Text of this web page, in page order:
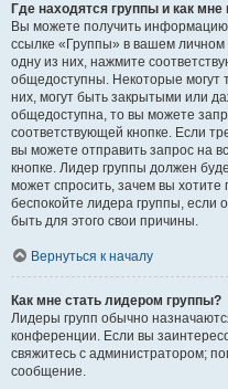
Где находятся группы и как мне
Вы можете получить
ссылке «Группы» в вашем личном
одну из них, нажмите
общедоступны. Некоторые могут
них, могут быть закрытыми или
общедоступна, то вы можете
соответствующей кнопке. Если
вы можете отправить запрос на
кнопке. Лидер группы должен
может спросить, зачем вы
беспокойте лидера группы, если
быть для этого свои причины.
Вернуться к началу
Как мне стать лидером группы?
Лидеры групп обычно
конференции. Если вы
свяжитесь с администратором;
сообщение.